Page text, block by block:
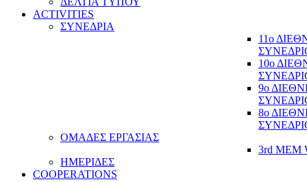
ACTIVITIES
ΣΥΝΕΔΡΙΑ
11ο
10ο
9ο
8ο
ΟΜΑΔΕΣ ΕΡΓΑΣΙΑΣ
3rd MEM
ΗΜΕΡΙΔΕΣ
COOPERATIONS